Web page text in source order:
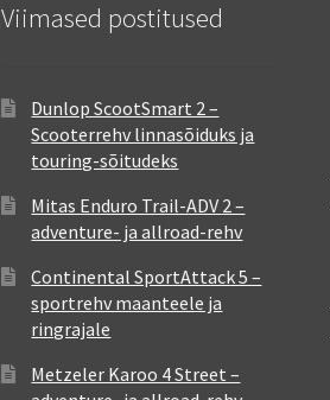
Viimased postitused
Dunlop ScootSmart 2 –
Scooterrehv linnasõiduks ja
touring-sõitudeks
Mitas Enduro Trail-ADV 2 –
adventure- ja allroad-rehv
Continental SportAttack 5 –
sportrehv maanteele ja
ringrajale
Metzeler Karoo 4 Street –